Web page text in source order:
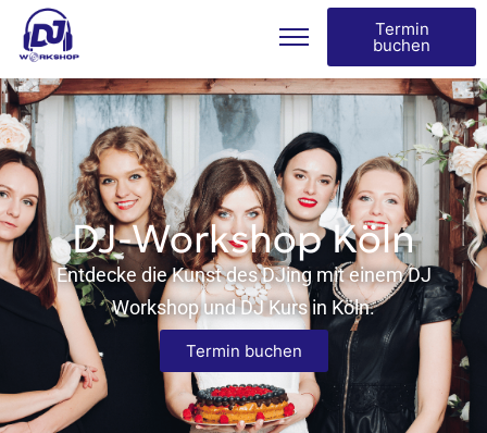
Termin
buchen
DJ-Workshop Köln
Entdecke die Kunst des DJing mit einem DJ
Workshop und DJ Kurs in Köln.
Termin buchen